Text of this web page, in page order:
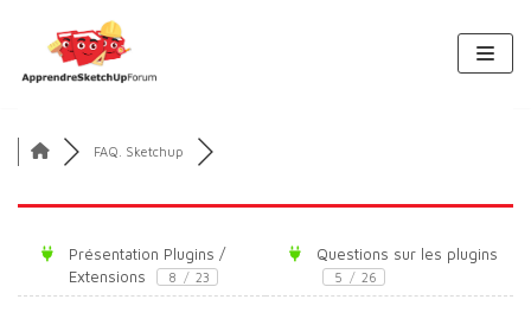
FAQ. Sketchup
Présentation Plugins /
Extensions
8 / 23
Questions sur les plugins
5 / 26